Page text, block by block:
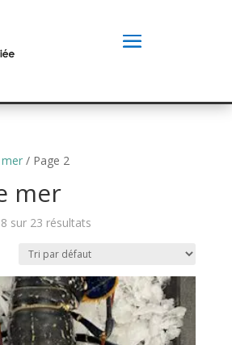
/ Page 2
mer
sur 23 résultats